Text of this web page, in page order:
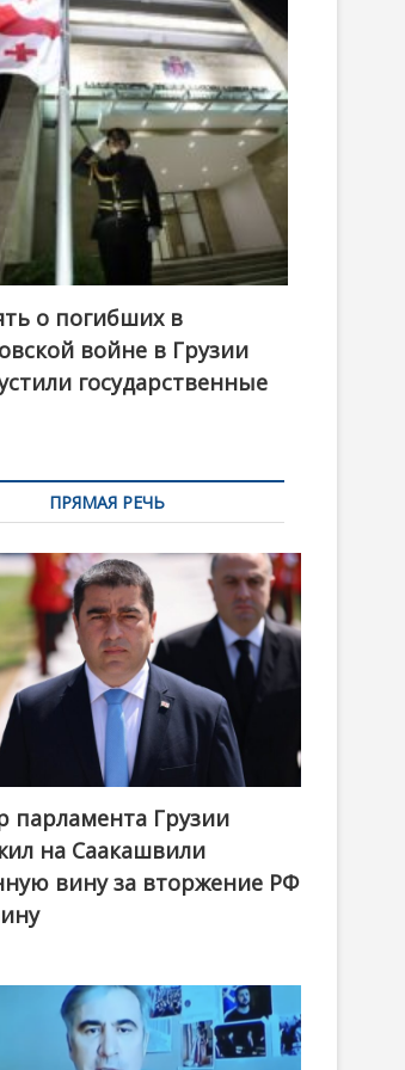
o
n
о погибших в
войне в Грузии
государственные
ПРЯМАЯ РЕЧЬ
парламента Грузии
на Саакашвили
вину за вторжение РФ